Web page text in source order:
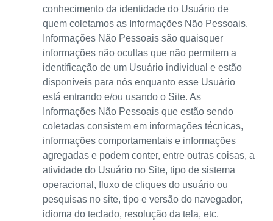
conhecimento da identidade do Usuário de
quem coletamos as Informações Não Pessoais.
Informações Não Pessoais são quaisquer
informações não ocultas que não permitem a
identificação de um Usuário individual e estão
disponíveis para nós enquanto esse Usuário
está entrando e/ou usando o Site. As
Informações Não Pessoais que estão sendo
coletadas consistem em informações técnicas,
informações comportamentais e informações
agregadas e podem conter, entre outras coisas, a
atividade do Usuário no Site, tipo de sistema
operacional, fluxo de cliques do usuário ou
pesquisas no site, tipo e versão do navegador,
idioma do teclado, resolução da tela, etc.